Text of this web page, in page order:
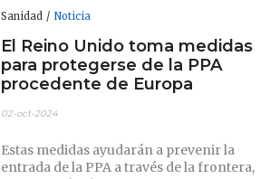
Sanidad Noticia
El Reino Unido toma medidas
para protegerse de la PPA
procedente de Europa
02-oct-2024
Estas medidas ayudarán a prevenir la
entrada de la PPA a través de la frontera,